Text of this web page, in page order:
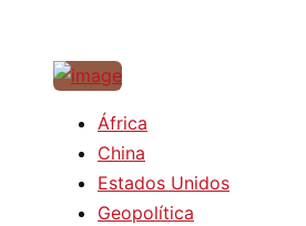
África
China
Estados Unidos
Geopolítica